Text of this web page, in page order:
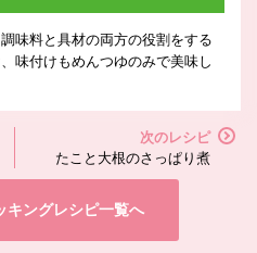
味料と具材の両方の役割をする
味付けもめんつゆのみで美味し
次のレシピ
たこと大根のさっぱり煮
キングレシピ一覧へ